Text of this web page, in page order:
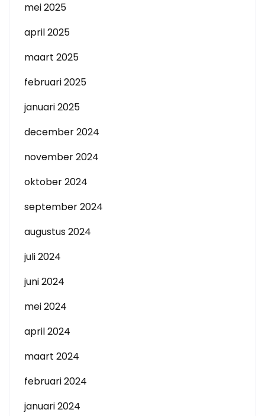
mei 2025
april 2025
maart 2025
februari 2025
januari 2025
december 2024
november 2024
oktober 2024
september 2024
augustus 2024
juli 2024
juni 2024
mei 2024
april 2024
maart 2024
februari 2024
januari 2024